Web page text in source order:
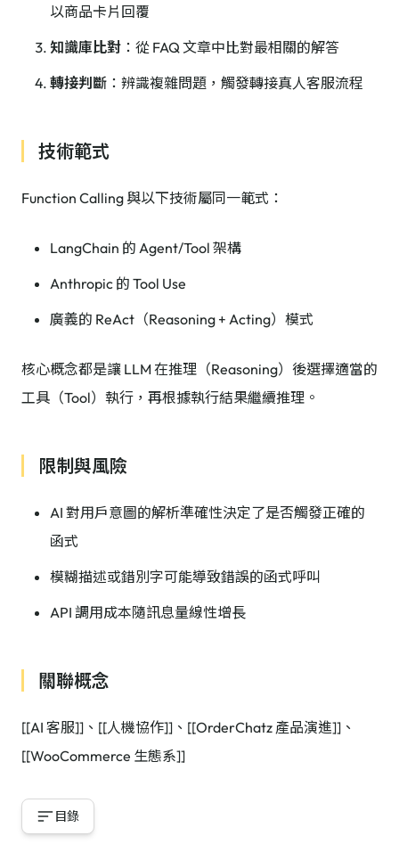
目錄
以商品卡片回覆
知識庫比對 ：從 FAQ 文章中比對最相關的解答
轉接判斷 ：辨識複雜問題，觸發轉接真人客服流程
技術範式
Function Calling 與以下技術屬同一範式：
LangChain 的 Agent/Tool 架構
Anthropic 的 Tool Use
廣義的 ReAct（Reasoning + Acting）模式
核心概念都是讓 LLM 在推理（Reasoning）後選擇適當的
工具（Tool）執行，再根據執行結果繼續推理。
限制與風險
AI 對用戶意圖的解析準確性決定了是否觸發正確的
函式
模糊描述或錯別字可能導致錯誤的函式呼叫
API 調用成本隨訊息量線性增長
關聯概念
[[AI 客服]]、[[人機協作]]、[[OrderChatz 產品演進]]、
[[WooCommerce 生態系]]